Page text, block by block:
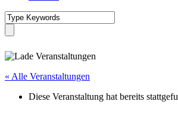
« Alle Veranstaltungen
Diese Veranstaltung hat bereits